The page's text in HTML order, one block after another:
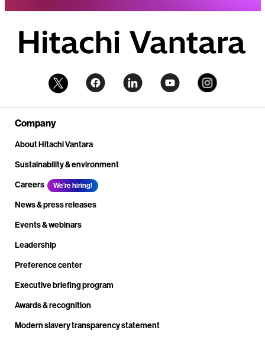
Company
About Hitachi Vantara
Sustainability & environment
Careers
We're hiring!
News & press releases
Events & webinars
Leadership
Preference center
Executive briefing program
Awards & recognition
Modern slavery transparency statement